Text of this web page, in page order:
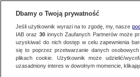
Dbamy o Twoją prywatność
Jeśli użytkownik wyrazi na to zgodę, my, nasze
IAB oraz 30innych Zaufanych Partnerów może
uzyskiwać do nich dostęp w celu zapewnienia
się to poprzez przetwarzanie danych
plikach cookie. Użytkownik może udzielić/
uzasadniony interes w dowolnym momencie,